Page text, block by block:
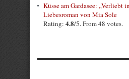
Küsse am Gardasee: „Verliebt
Liebesroman von Mia Sole
Rating: 4.8/5. From 48 votes.